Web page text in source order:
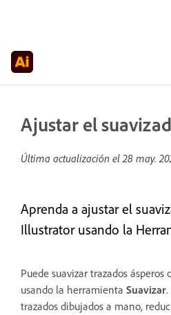
Ajustar el
Última actualización el28 may.
Aprenda a ajustar el
Illustrator usando la
Puede suavizar trazados
usando la herramienta Suavizar
trazados dibujados a mano,